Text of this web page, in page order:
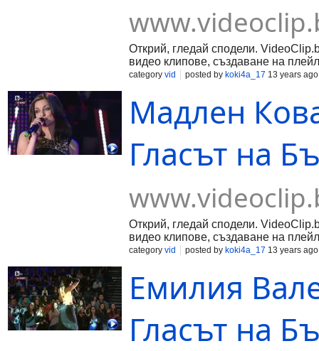
Открий, гледай сподели.
видео клипове, създаване на
category vid posted by koki4a_17 13 years ago
Мадлен
Гласът на
Открий, гледай сподели.
видео клипове, създаване на
category vid posted by koki4a_17 13 years ago
Емилия
Гласът на